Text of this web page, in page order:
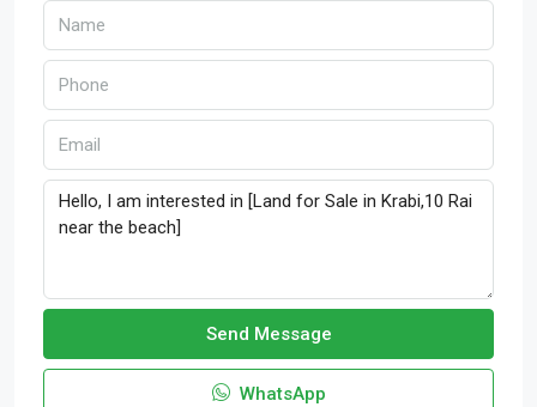
Send Message
WhatsApp